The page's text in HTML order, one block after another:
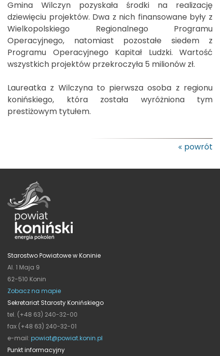
Gmina Wilczyn pozyskała środki na realizację
dziewięciu projektów. Dwa z nich finansowane były z
Wielkopolskiego Regionalnego Programu
Operacyjnego, natomiast pozostałe siedem z
Programu Operacyjnego Kapitał Ludzki. Wartość
wszystkich projektów przekroczyła 5 milionów zł.
Laureatka z Wilczyna to pierwsza osoba z regionu
konińskiego, która została wyróżniona tym
prestiżowym tytułem.
powrót
Starostwo Powiatowe w Koninie
Al. 1 Maja 9
62-510 Konin
Zobacz na mapie
Sekretariat Starosty Konińskiego
tel. (+48 63) 240-32-00
fax (+48 63) 240-32-01
e-mail: powiat@powiat.konin.pl
Punkt informacyjny